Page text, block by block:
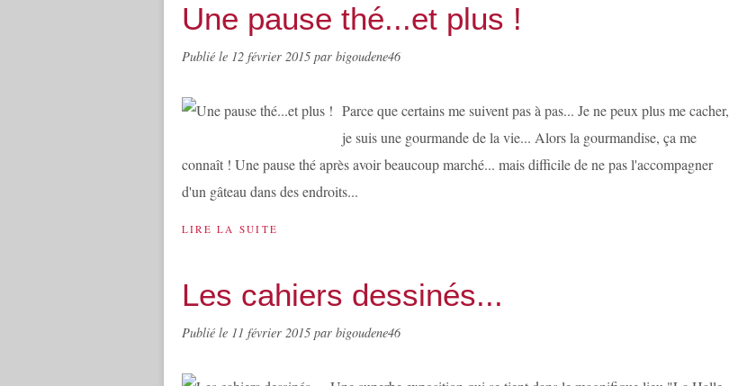
Une pause thé...et plus !
Publié le 12 février 2015 par bigoudene46
Parce que certains me suivent pas à pas... Je ne peux plus me cacher,
je suis une gourmande de la vie... Alors la gourmandise, ça me
connaît ! Une pause thé après avoir beaucoup marché... mais difficile de ne pas l'accompagner
d'un gâteau dans des endroits...
LIRE LA SUITE
Les cahiers dessinés...
Publié le 11 février 2015 par bigoudene46